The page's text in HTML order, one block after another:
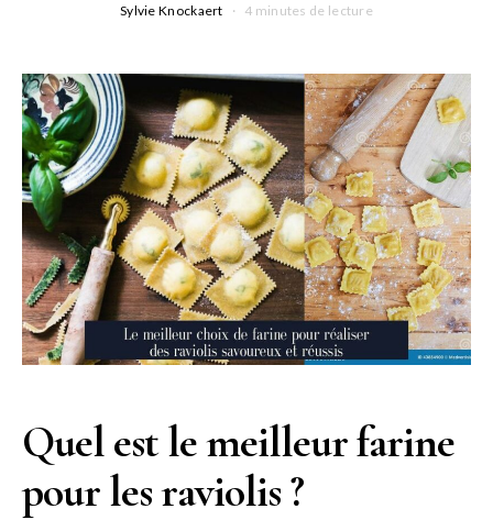
Sylvie Knockaert 4 minutes de lecture
Quel est le meilleur farine
pour les raviolis ?